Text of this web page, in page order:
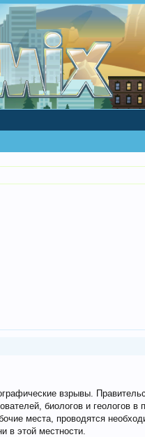
взрывы.
биологов и геологов
места, проводятся
в этой местности.